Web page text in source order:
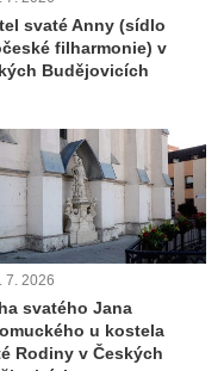
fresky
v
fresky
svaté Anny (sídlo
filharmonie) v
Budějovicích
7. 2026
svatého Jana
u kostela
Rodiny v Českých